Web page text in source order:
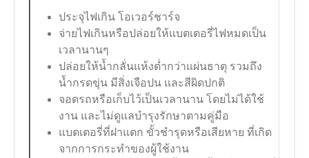
ประจุไฟเกิน โอเวอร์ชาร์จ
จ่ายไฟเกินหรือปล่อยให้แบตเตอรี่ไฟหมดเป็น
เวลานานๆ
ปล่อยให้น้ำกลั่นแห้งต่ำกว่าแผ่นธาตุ รวมถึง
น้ำกรดขุ่น มีสิ่งเจือปน และสีผิดปกติ
จอดรถหรือเก็บไว้เป็นเวลานาน โดยไม่ได้ใช้
งาน และไม่ดูแลบำรุงรักษาตามคู่มือ
แบตเตอรี่ที่ฝาแตก ขั้วชำรุดหรือเสียหาย ที่เกิด
จากการกระทำของผู้ใช้งาน